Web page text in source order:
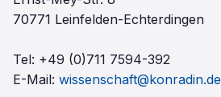
70771 Leinfelden-Echterdingen
Tel: +49 (0)711 7594-392
E-Mail: wissenschaft@konradin.de